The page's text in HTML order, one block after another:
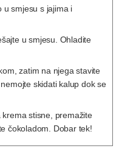
u smjesu s jajima i
u smjesu. Ohladite
zatim na njega stavite
skidati kalup dok se
stisne, premažite
čokoladom. Dobar tek!